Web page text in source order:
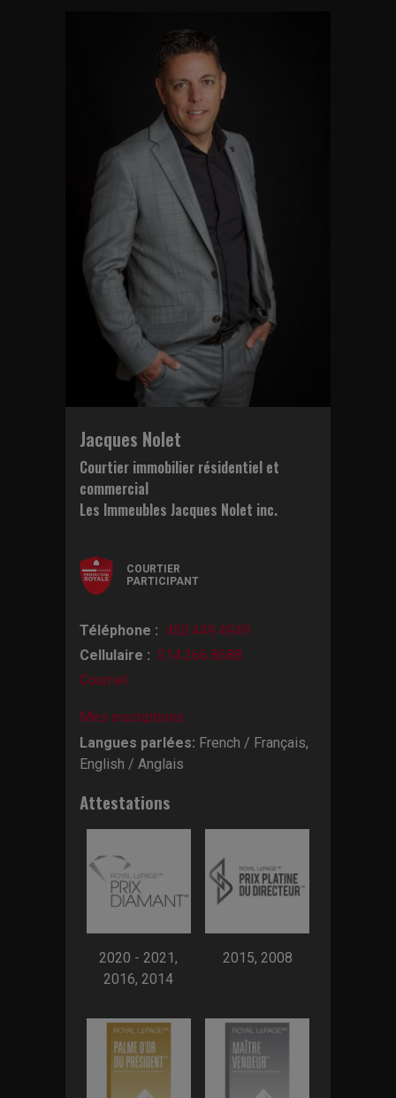
Jacques Nolet
Courtier immobilier résidentiel et
commercial
Les Immeubles Jacques Nolet inc.
COURTIER
PARTICIPANT
Téléphone : 450.449.4949
Cellulaire : 514.266.8688
Courriel
Mes inscriptions
Langues parlées: French / Français,
English / Anglais
Attestations
2020 - 2021,
2016, 2014
2015, 2008